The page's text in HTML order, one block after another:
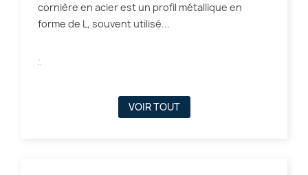
cornière en acier est un profil métallique en
forme de L, souvent utilisé...
.
VOIR TOUT